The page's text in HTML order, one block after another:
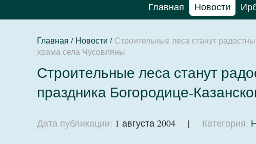
Главная Новости
Главная / Новости / Строительные леса станут
храма села Чусовляны
Строительные леса станут
праздника Богородице-
Дата публикации: 1 августа 2004 | Категория: